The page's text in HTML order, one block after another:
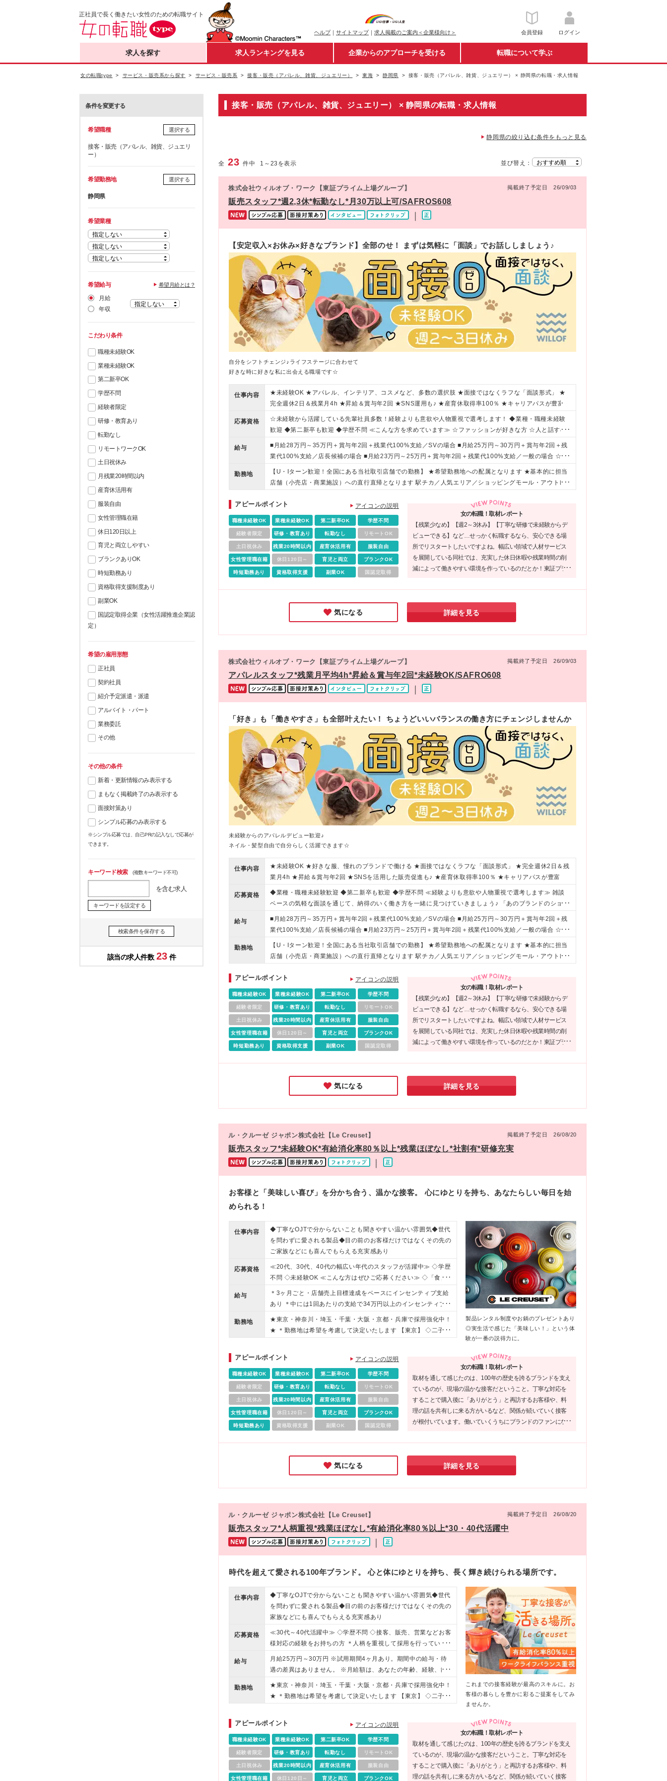
正社員で長く働きたい女性のための転職サイト
ヘルプ｜ サイトマップ｜ 求人掲載のご案内＜企業様向け＞ 会員登録 ログイン
求人を探す 求人ランキングを見る 企業からのアプローチを受ける 転職について学ぶ
女の転職type サービス・販売系から探す サービス・販売系 接客・販売（アパレル、雑貨、ジュエリー） 東海 静岡県 接客・販売（アパレル、雑貨、ジュエリー） × 静岡県の転職・求人情報
条件を変更する
希望職種 選択する
接客・販売（アパレル、雑貨、ジュエリ
ー）
希望勤務地 選択する
静岡県
希望業種
希望給与 希望月給とは？
月給
年収
こだわり条件
職種未経験OK
業種未経験OK
第二新卒OK
学歴不問
経験者限定
研修・教育あり
転勤なし
リモートワークOK
土日祝休み
月残業20時間以内
産育休活用有
服装自由
女性管理職在籍
休日120日以上
育児と両立しやすい
ブランクありOK
時短勤務あり
資格取得支援制度あり
副業OK
国認定取得企業（女性活躍推進企業認
定）
希望の雇用形態
正社員
契約社員
紹介予定派遣・派遣
アルバイト・パート
業務委託
その他
その他の条件
新着・更新情報のみ表示する
まもなく掲載終了のみ表示する
面接対策あり
シンプル応募のみ表示する
※シンプル応募では、自己PRの記入なしで応募が
できます。
キーワード検索(複数キーワード不可)
を含む求人
キーワードを設定する
検索条件を保存する
23
接客・販売（アパレル、雑貨、ジュエリー） × 静岡県の転職・求人情報
静岡県の絞り込む条件をもっと見る
全23 件中 1 ～ 23 を表示 並び替え：
株式会社ウィルオブ・ワーク【東証プライム上場グループ】 掲載終了予定日 26/09/03
販売スタッフ*週2,3休*転勤なし*月30万以上可/SAFROS608
【安定収入×お休み×好きなブランド】全部のせ！ まずは気軽に「面談」でお話ししましょう♪
自分をシフトチェンジ♪ライフステージに合わせて
好きな時に好きな私に出会える職場です☆
仕事内容
★未経験OK ★アパレル、インテリア、コスメなど、多数の選択肢 ★面接ではなくラフな「面談形式」 ★
完全週休2日＆残業月4h ★昇給＆賞与年2回 ★SNS運用も♪ ★産育休取得率100％ ★キャリアパスが豊富
応募資格
☆未経験から活躍している先輩社員多数！経験よりも意欲や人物重視で選考します！ ◆業種・職種未経験
歓迎 ◆第二新卒も歓迎 ◆学歴不問 ≪こんな方を求めています≫ ☆ファッションが好きな方 ☆人と話すの
が好きな方 ☆販売だけでなく幅広い仕事にチャレンジしたい方 雑談ベースの気軽な面談を通じて、納得の
いく働き方を一緒に見つけていきましょう♪
給与
■月給28万円～35万円＋賞与年2回＋残業代100%支給／SVの場合 ■月給25万円～30万円＋賞与年2回＋残
業代100%支給／店長候補の場合 ■月給23万円～25万円＋賞与年2回＋残業代100%支給／一般の場合 ☆そ
の他お祝い金など手当も充実！ ※勤務地や年齢、スキルを考慮のうえ、スタート時の給与を決定します ※
2ヶ月の試用期間あり。試用期間中、雇用形態・給与・待遇に変更はありません
勤務地
【U・Iターン歓迎！全国にある当社取引店舗での勤務】 ★希望勤務地への配属となります ★基本的に担当
店舗（小売店・商業施設）への直行直帰となります 駅チカ／人気エリア／ショッピングモール・アウトレ
北】 北海道、宮城 【関東】 茨城、千葉、東京、埼玉、神奈川 【中部】 長野、福井、静岡、愛知 【近畿】
大阪、京都、兵庫、滋賀、三重 【中国】 岡山、広島、鳥取 【九州】 福岡、佐賀、熊本、大分、宮崎、鹿
児島 本社／東京都新宿区新宿3-1-24 京王新宿三丁目ビル3階 支店／札幌、名古屋、大阪、広島、福岡 ※
初回配属地以外の当社関連勤務地での勤務はありません
アピールポイント アイコンの説明
職種未経験OK 業種未経験OK 第二新卒OK 学歴不問
経験者限定 研修・教育あり 転勤なし リモートOK
土日祝休み 残業20時間以内 産育休活用有 服装自由
女性管理職在籍 休日120日～ 育児と両立 ブランクOK
時短勤務あり 資格取得支援 副業OK 国認定取得
女の転職！取材レポート
【残業少なめ】【週2～3休み】【丁寧な研修で未経験からデ
ビューできる】など…せっかく転職するなら、安心できる場
所でリスタートしたいですよね。幅広い領域で人材サービス
を展開している同社では、充実した休日休暇や残業時間の削
減によって働きやすい環境を作っているのだとか！東証プラ
一歩を踏み出す場所にぴったりではないでしょうか。
気になる 詳細を見る
株式会社ウィルオブ・ワーク【東証プライム上場グループ】 掲載終了予定日 26/09/03
アパレルスタッフ*残業月平均4h*昇給＆賞与年2回*未経験OK/SAFRO608
「好き」も「働きやすさ」も全部叶えたい！ ちょうどいいバランスの働き方にチェンジしませんか
未経験からのアパレルデビュー歓迎♪
ネイル・髪型自由で自分らしく活躍できます☆
仕事内容
★未経験OK ★好きな服、憧れのブランドで働ける ★面接ではなくラフな「面談形式」 ★完全週休2日＆残
業月4h ★昇給＆賞与年2回 ★SNSを活用した販売促進も♪ ★産育休取得率100％ ★キャリアパスが豊富
応募資格
◆業種・職種未経験歓迎 ◆第二新卒も歓迎 ◆学歴不問 ≪経験よりも意欲や人物重視で選考します≫ 雑談
ベースの気軽な面談を通じて、納得のいく働き方を一緒に見つけていきましょう♪ 「あのブランドのショッ
プ店員になりたい」 「お客様に寄り添った接客がしたい」など、 あなたの思い描く理想を面接でお聞かせ
ください。 ≪こんな方を求めています≫ ☆ファッションが好きな方 ☆人と話すのが好きな方 ☆年齢を重
ねても活躍できるブランドで働きたい ☆ノルマよりもお客様と向き合いたい ☆販売だけでなく、広報や採
用など幅広い仕事にチャレンジしたい方
給与
■月給28万円～35万円＋賞与年2回＋残業代100%支給／SVの場合 ■月給25万円～30万円＋賞与年2回＋残
業代100%支給／店長候補の場合 ■月給23万円～25万円＋賞与年2回＋残業代100%支給／一般の場合 ☆そ
の他お祝い金など手当も充実！ ※勤務地や年齢、スキルを考慮のうえ、スタート時の給与を決定します ※
2ヶ月の試用期間あり。試用期間中、雇用形態・給与・待遇に変更はありません
勤務地
【U・Iターン歓迎！全国にある当社取引店舗での勤務】 ★希望勤務地への配属となります ★基本的に担当
店舗（小売店・商業施設）への直行直帰となります 駅チカ／人気エリア／ショッピングモール・アウトレ
北】 北海道、宮城 【関東】 茨城、千葉、東京、埼玉、神奈川 【中部】 長野、福井、静岡、愛知 【近畿】
大阪、京都、兵庫、滋賀、三重 【中国】 岡山、広島、鳥取 【九州】 福岡、佐賀、熊本、大分、宮崎、鹿
児島 本社／東京都新宿区新宿3-1-24 京王新宿三丁目ビル3階 支店／札幌、名古屋、大阪、広島、福岡 ※
初回配属地以外の当社関連勤務地での勤務はありません
アピールポイント アイコンの説明
職種未経験OK 業種未経験OK 第二新卒OK 学歴不問
経験者限定 研修・教育あり 転勤なし リモートOK
土日祝休み 残業20時間以内 産育休活用有 服装自由
女性管理職在籍 休日120日～ 育児と両立 ブランクOK
時短勤務あり 資格取得支援 副業OK 国認定取得
女の転職！取材レポート
【残業少なめ】【週2～3休み】【丁寧な研修で未経験からデ
ビューできる】など…せっかく転職するなら、安心できる場
所でリスタートしたいですよね。幅広い領域で人材サービス
を展開している同社では、充実した休日休暇や残業時間の削
減によって働きやすい環境を作っているのだとか！東証プラ
一歩を踏み出す場所にぴったりではないでしょうか。
気になる 詳細を見る
ル・クルーゼ ジャポン株式会社【Le Creuset】 掲載終了予定日 26/08/20
販売スタッフ*未経験OK*有給消化率80％以上*残業ほぼなし*社割有*研修充実
お客様と「美味しい喜び」を分かち合う、温かな接客。 心にゆとりを持ち、あなたらしい毎日を始
められる！
仕事内容
◆丁寧なOJTで分からないことも聞きやすい温かい雰囲気◆世代
を問わずに愛される製品◆目の前のお客様だけではなくその先の
ご家族などにも喜んでもらえる充実感あり
応募資格
≪20代、30代、40代の幅広い年代のスタッフが活躍中≫ ◇学歴
不問 ◇未経験OK ≪こんな方はぜひご応募ください≫ ◇「食」
に興味がある方 ◇年齢を重ねても安心して働き続けたい方 ◇働
きやすさのある環境で働きたい方 ◇流行に左右されない製品を
自信をもって提案したい方
給与
＊3ヶ月ごと・店舗売上目標達成をベースにインセンティブ支給
あり ＊中には1回あたりの支給で34万円以上のインセンティブ
をもらったスタッフも！ 月給23万円～30万円 ※試用期間4ヶ月
あり。期間中の給与・待遇の差異はありません。 ※月給額は、
あなたの年齢、経験、能力を考慮の上、優遇いたします。待遇条
研修・サポートが充実しているため、経験の浅い方も歓迎いたし
ます！ ※残業代は実労働時間に応じて全額別途支給いたしま
す。
勤務地
★東京・神奈川・埼玉・千葉・大阪・京都・兵庫で採用強化中！
★ ＊勤務地は希望を考慮して決定いたします 【東京】 ◇二子玉
橋三越店 【神奈川】 ◇テラスモール湘南店 ◇ラゾーナ川崎店
◇そごう横浜店 ◇三井アウトレットパーク 横浜ベイサイド店
【埼玉】 ◇そごう大宮店 ◇レイクタウン アウトレット店 ◇三
井アウトレットパーク入間店 【千葉】 ◇三井アウトレットパー
ク 幕張店 ◇三井アウトレットパーク 木更津店 ◇酒々井プレミ
アム・アウトレット店 【栃木】 ◇佐野プレミアム・アウトレッ
ト店 【茨城】 ◇あみプレミアム・アウトレット店 【静岡】 ◇
◇京都大丸店 ◇京都伊勢丹店 ◇京都高島屋S.C.店 【兵庫】 ◇
神戸三田プレミアム・アウトレット店 ◇三井アウトレットパー
(変更の範囲)上記を除く当社関連勤務地
製品レンタル制度やお鍋のプレゼントあり
◎実生活で感じた「美味しい！」という体
験が一番の説得力に。
アピールポイント アイコンの説明
職種未経験OK 業種未経験OK 第二新卒OK 学歴不問
経験者限定 研修・教育あり 転勤なし リモートOK
土日祝休み 残業20時間以内 産育休活用有 服装自由
女性管理職在籍 休日120日～ 育児と両立 ブランクOK
時短勤務あり 資格取得支援 副業OK 国認定取得
女の転職！取材レポート
取材を通して感じたのは、100年の歴史を誇るブランドを支え
ているのが、現場の温かな接客だということ。丁寧な対応を
することで購入後に「ありがとう」と再訪するお客様や、料
理の話を共有しに来る方がいるなど、関係が続いていく接客
が根付いています。働いていくうちにブランドのファンにな
実感しました！
気になる 詳細を見る
ル・クルーゼ ジャポン株式会社【Le Creuset】 掲載終了予定日 26/08/20
販売スタッフ*人柄重視*残業ほぼなし*有給消化率80％以上*30・40代活躍中
時代を超えて愛される100年ブランド。 心と体にゆとりを持ち、長く輝き続けられる場所です。
仕事内容
◆丁寧なOJTで分からないことも聞きやすい温かい雰囲気◆世代
を問わずに愛される製品◆目の前のお客様だけではなくその先の
家族などにも喜んでもらえる充実感あり
応募資格
≪30代～40代活躍中≫ ◇学歴不問 ◇接客、販売、営業などお客
様対応の経験をお持ちの方 ＊人柄を重視して採用を行っていま
す！ぜひお気軽にご応募ください。 ≪こんな方はぜひご応募く
ださい≫ ◇「食」に興味がある方 ◇経験を活かし丁寧な接客に
挑戦したい方 ◇分からないことも聞きやすい温かい環境で働き
たい方 ◇お客様からの感謝をダイレクトに感じたい方
給与
月給25万円～30万円 ※試用期間4ヶ月あり。期間中の給与・待
遇の差異はありません。 ※月給額は、あなたの年齢、経験、能
力を考慮の上、優遇いたします。待遇条件の詳細については、面
接などでご相談ください。 ※入社後の研修・サポートが充実し
ているため、経験の浅い方も歓迎いたします！ ※残業代は実労
勤務地
★東京・神奈川・埼玉・千葉・大阪・京都・兵庫で採用強化中！
★ ＊勤務地は希望を考慮して決定いたします 【東京】 ◇二子玉
橋三越店 【神奈川】 ◇テラスモール湘南店 ◇ラゾーナ川崎店
◇そごう横浜店 ◇三井アウトレットパーク 横浜ベイサイド店
【埼玉】 ◇そごう大宮店 ◇レイクタウン アウトレット店 ◇三
井アウトレットパーク入間店 【千葉】 ◇三井アウトレットパー
ク 幕張店 ◇三井アウトレットパーク 木更津店 ◇酒々井プレミ
これまでの接客経験が最高のスキルに。お
客様の暮らしを豊かに彩るご提案をしてみ
ませんか。
アピールポイント アイコンの説明
職種未経験OK 業種未経験OK 第二新卒OK 学歴不問
経験者限定 研修・教育あり 転勤なし リモートOK
土日祝休み 残業20時間以内 産育休活用有 服装自由
女性管理職在籍 休日120日～ 育児と両立 ブランクOK
女の転職！取材レポート
取材を通して感じたのは、100年の歴史を誇るブランドを支え
ているのが、現場の温かな接客だということ。丁寧な対応を
することで購入後に「ありがとう」と再訪するお客様や、料
理の話を共有しに来る方がいるなど、関係が続いていく接客